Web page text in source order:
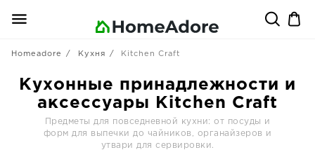
Homeadore Кухня Kitchen Craft
Кухонные принадлежности и
аксессуары Kitchen Craft
Предметы для повседневной кухни: от посуды и
форм для выпечки до чайников, органайзеров и
утвари для сервировки.